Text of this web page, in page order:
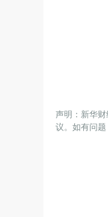
声明：新华
议。如有问题